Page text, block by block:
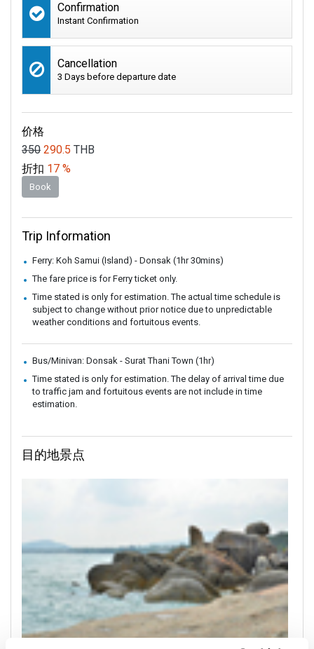
Confirmation
Instant Confirmation
Cancellation
3 Days before departure date
价格
350 290.5 THB
折扣 17 %
Book
Trip Information
Ferry: Koh Samui (Island) - Donsak (1hr 30mins)
The fare price is for Ferry ticket only.
Time stated is only for estimation. The actual time schedule is
subject to change without prior notice due to unpredictable
weather conditions and fortuitous events.
Bus/Minivan: Donsak - Surat Thani Town (1hr)
Time stated is only for estimation. The delay of arrival time due
to traffic jam and fortuitous events are not include in time
estimation.
目的地景点